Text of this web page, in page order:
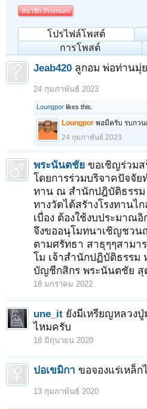
สมาชิก Premium
โปรไฟล์โพสต์
การโพสต์
Jeab420 ลูกอม พ่อท่านมุ่
24 กุมภาพันธ์ 2023
Loungpor likes this.
Loungpor พอมีครับ รบกว
24 กุมภาพันธ์ 2023
พระนันตชัย ขอเชิญร่วม
โดยการร่วมบริจาคปัจจัย
ทาน ณ สำนักปฎิบัติธรรม
ทางวัดได้สรัางโรงทานไ
เบื่อง ต้องใช้งบประมาณอิ
จึงขออนุโมทนาเชิญชวน
ตามศรัทธา สาธุๆๆสามา
โม เจ้าสำนักปฏิบัติธรรม
บัญชีกสิกร พระนันตชัย สุ
18 มกราคม 2022
une_it ยังมีเหรียญหลวง
ไหมครับ
18 มิถุนายน 2020
ปอเขมิกา ขอจองแร่เหล็
13 กุมภาพันธ์ 2020